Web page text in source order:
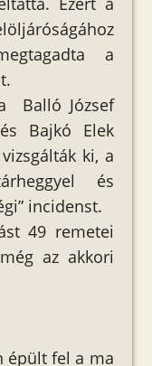
a
Balló József
Bajkó Elek
ki, a
és
incidenst.
49 remetei
az akkori
épült fel a ma